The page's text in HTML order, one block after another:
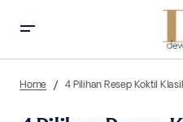
Home 4 Pilihan Resep Koktil